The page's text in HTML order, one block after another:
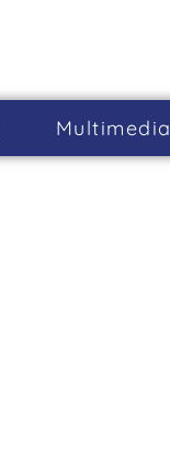
Multimedia